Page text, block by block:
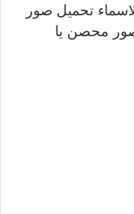
تحميل صور
محصن يا